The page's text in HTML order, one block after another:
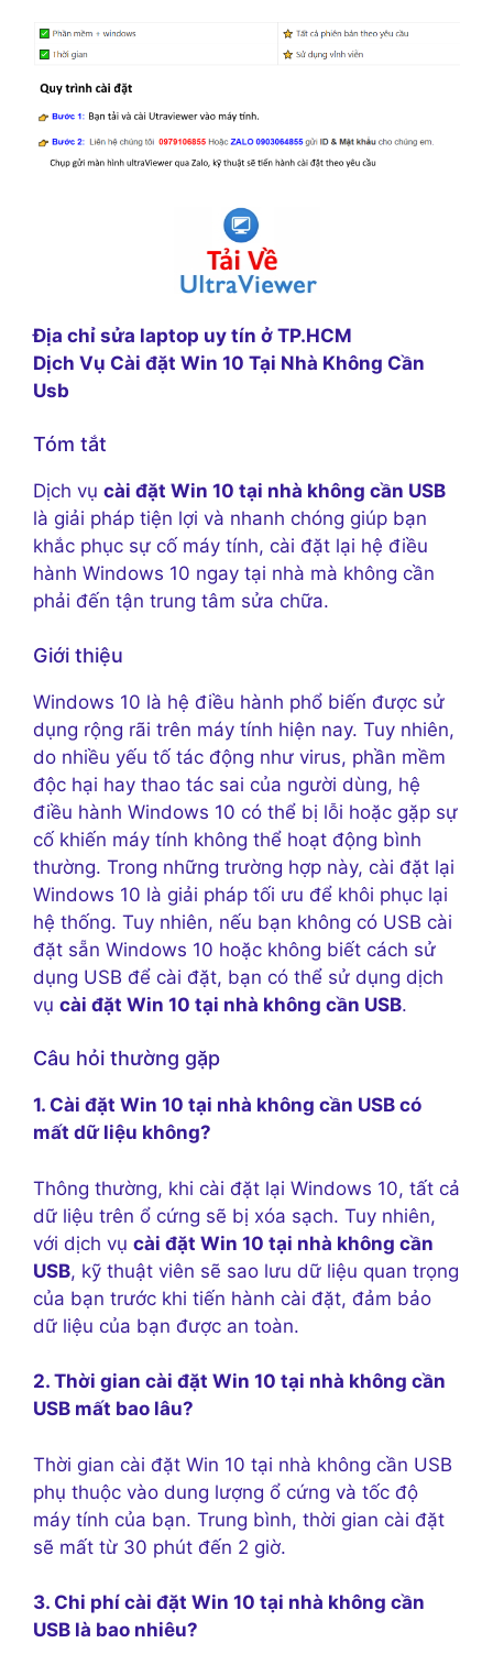
Địa chỉ sửa laptop uy tín ở TP.HCM
Dịch Vụ Cài đặt Win 10 Tại Nhà Không Cần
Usb
Tóm tắt
Dịch vụ cài đặt Win 10 tại nhà không cần USB
là giải pháp tiện lợi và nhanh chóng giúp bạn
khắc phục sự cố máy tính, cài đặt lại hệ điều
hành Windows 10 ngay tại nhà mà không cần
phải đến tận trung tâm sửa chữa.
Giới thiệu
Windows 10 là hệ điều hành phổ biến được sử
dụng rộng rãi trên máy tính hiện nay. Tuy nhiên,
do nhiều yếu tố tác động như virus, phần mềm
độc hại hay thao tác sai của người dùng, hệ
điều hành Windows 10 có thể bị lỗi hoặc gặp sự
cố khiến máy tính không thể hoạt động bình
thường. Trong những trường hợp này, cài đặt lại
Windows 10 là giải pháp tối ưu để khôi phục lại
hệ thống. Tuy nhiên, nếu bạn không có USB cài
đặt sẵn Windows 10 hoặc không biết cách sử
dụng USB để cài đặt, bạn có thể sử dụng dịch
vụ cài đặt Win 10 tại nhà không cần USB.
Câu hỏi thường gặp
1. Cài đặt Win 10 tại nhà không cần USB có
mất dữ liệu không?
Thông thường, khi cài đặt lại Windows 10, tất cả
dữ liệu trên ổ cứng sẽ bị xóa sạch. Tuy nhiên,
với dịch vụ cài đặt Win 10 tại nhà không cần
USB, kỹ thuật viên sẽ sao lưu dữ liệu quan trọng
của bạn trước khi tiến hành cài đặt, đảm bảo
dữ liệu của bạn được an toàn.
2. Thời gian cài đặt Win 10 tại nhà không cần
USB mất bao lâu?
Thời gian cài đặt Win 10 tại nhà không cần USB
phụ thuộc vào dung lượng ổ cứng và tốc độ
máy tính của bạn. Trung bình, thời gian cài đặt
sẽ mất từ 30 phút đến 2 giờ.
3. Chi phí cài đặt Win 10 tại nhà không cần
USB là bao nhiêu?